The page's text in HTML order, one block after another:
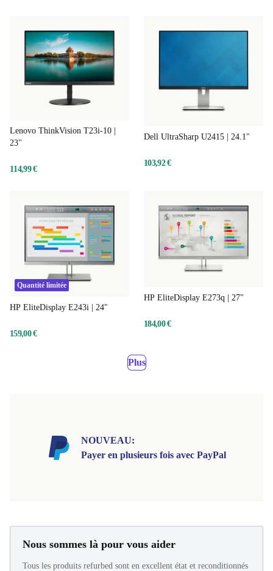
Lenovo ThinkVision T23i-10 |
23"
114,99 €
Dell UltraSharp U2415 | 24.1"
103,92 €
Quantité limitée
HP EliteDisplay E243i | 24"
159,00 €
HP EliteDisplay E273q | 27"
184,00 €
Plus
NOUVEAU:
Payer en plusieurs fois avec PayPal
Nous sommes là pour vous aider
Tous les produits refurbed sont en excellent état et reconditionnés